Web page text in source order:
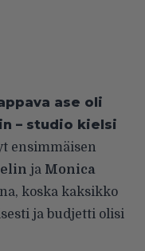
ase oli
– studio kielsi
ensimmäisen
ja Monica
koska kaksikko
ja budjetti olisi